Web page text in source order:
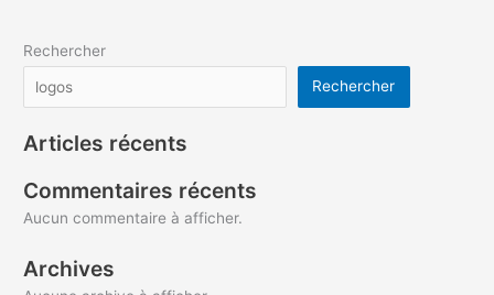
Rechercher
Rechercher
Articles récents
Commentaires récents
Aucun commentaire à afficher.
Archives